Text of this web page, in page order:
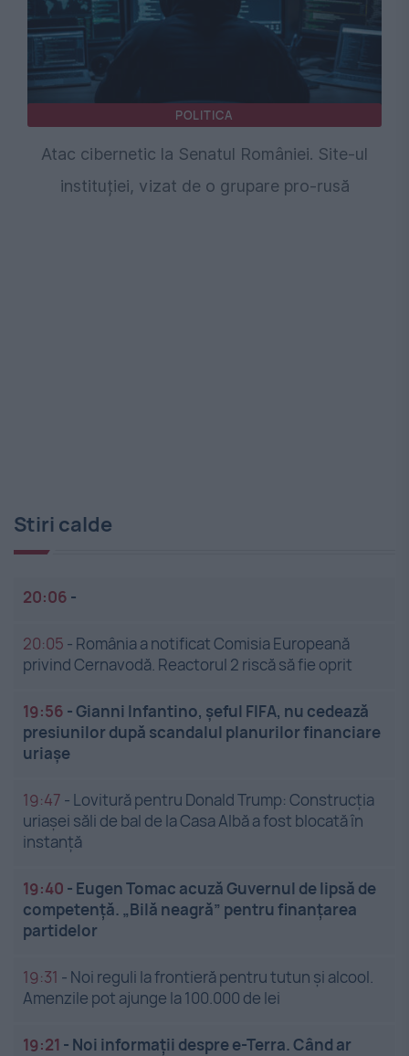
POLITICA
Atac cibernetic la Senatul României. Site-ul
instituției, vizat de o grupare pro-rusă
Stiri calde
20:06 -
20:05 - România a notificat Comisia Europeană
privind Cernavodă. Reactorul 2 riscă să fie oprit
19:56 -Gianni Infantino, șeful FIFA, nu cedează
presiunilor după scandalul planurilor financiare
uriașe
19:47 - Lovitură pentru Donald Trump: Construcția
uriașei săli de bal de la Casa Albă a fost blocată în
instanță
19:40 - Eugen Tomac acuză Guvernul de lipsă de
competență. „Bilă neagră” pentru finanțarea
partidelor
19:31 - Noi reguli la frontieră pentru tutun și alcool.
Amenzile pot ajunge la 100.000 de lei
19:21 - Noi informații despre e-Terra. Când ar